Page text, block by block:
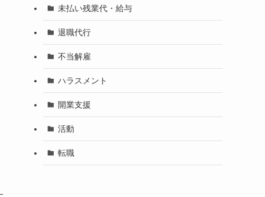
未払い残業代・給与
退職代行
不当解雇
ハラスメント
開業支援
活動
転職